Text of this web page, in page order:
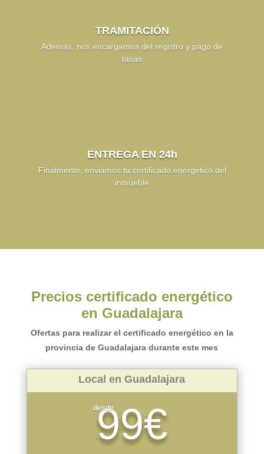
TRAMITACIÓN
Además, nos encargamos del registro y pago de
tasas
ENTREGA EN 24h
Finalmente, enviamos tu certificado energético del
inmueble
Precios certificado energético
en Guadalajara
Ofertas para realizar el certificado energético en la
provincia de Guadalajara durante este mes
Local en Guadalajara
desde
99€